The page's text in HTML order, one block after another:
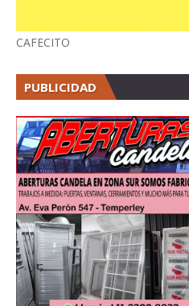
CAFECITO
PUBLICIDAD